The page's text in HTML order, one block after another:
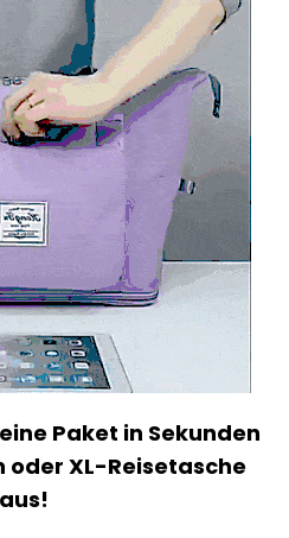
Paket in Sekunden
oder XL-Reisetasche
aus!